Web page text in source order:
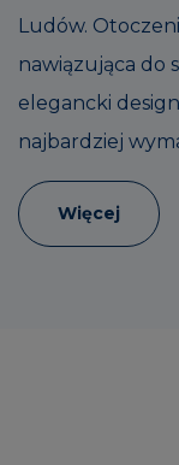
Ludów.
nawiązująca do
elegancki
najbardziej
Więcej